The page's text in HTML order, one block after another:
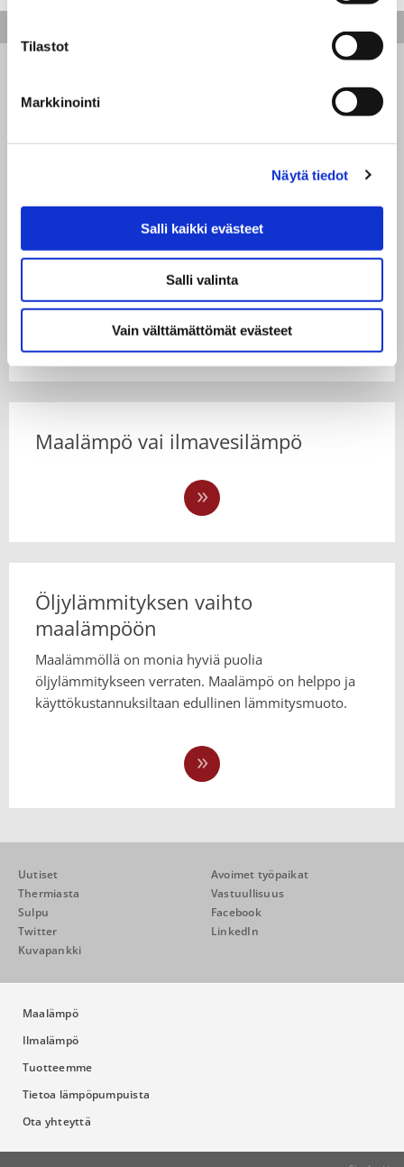
Tilastot
Markkinointi
Näytä tiedot
Salli kaikki evästeet
Salli valinta
Vain välttämättömät evästeet
Suorasähköstä lämpöpumppuun
Maalämpö vai ilmavesilämpö
Öljylämmityksen vaihto
maalämpöön
Maalämmöllä on monia hyviä puolia
öljylämmitykseen verraten. Maalämpö on helppo ja
käyttökustannuksiltaan edullinen lämmitysmuoto.
Uutiset
Avoimet työpaikat
Thermiasta
Vastuullisuus
Sulpu
Facebook
Twitter
LinkedIn
Kuvapankki
Maalämpö
Ilmalämpö
Tuotteemme
Tietoa lämpöpumpuista
Ota yhteyttä